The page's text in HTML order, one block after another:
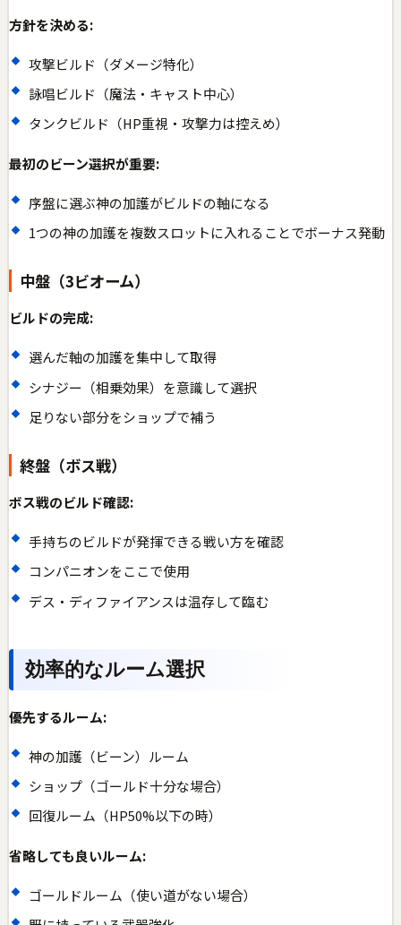
方針を決める:
攻撃ビルド（ダメージ特化）
詠唱ビルド（魔法・キャスト中心）
タンクビルド（HP重視・攻撃力は控えめ）
最初のビーン選択が重要:
序盤に選ぶ神の加護がビルドの軸になる
1つの神の加護を複数スロットに入れることでボーナス発動
中盤（3ビオーム）
ビルドの完成:
選んだ軸の加護を集中して取得
シナジー（相乗効果）を意識して選択
足りない部分をショップで補う
終盤（ボス戦）
ボス戦のビルド確認:
手持ちのビルドが発揮できる戦い方を確認
コンパニオンをここで使用
デス・ディファイアンスは温存して臨む
効率的なルーム選択
優先するルーム:
神の加護（ビーン）ルーム
ショップ（ゴールド十分な場合）
回復ルーム（HP50%以下の時）
省略しても良いルーム:
ゴールドルーム（使い道がない場合）